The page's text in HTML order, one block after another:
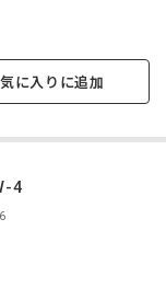
に入りに追加
4